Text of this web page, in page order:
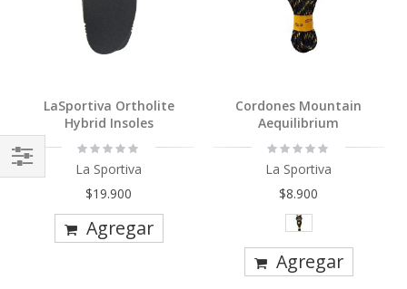
LaSportiva Ortholite
Hybrid Insoles
Rating:
0%
La Sportiva
$19.900
Agregar
Cordones Mountain
Aequilibrium
Rating:
0%
La Sportiva
$8.900
Agregar
Comprar